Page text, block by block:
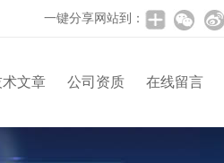
一键分享网站到：
术文章 公司资质 在线留言